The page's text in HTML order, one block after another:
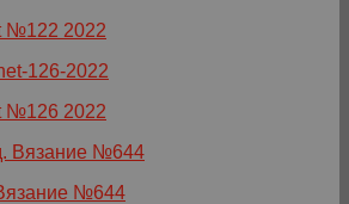
№122 2022
№126 2022
№644